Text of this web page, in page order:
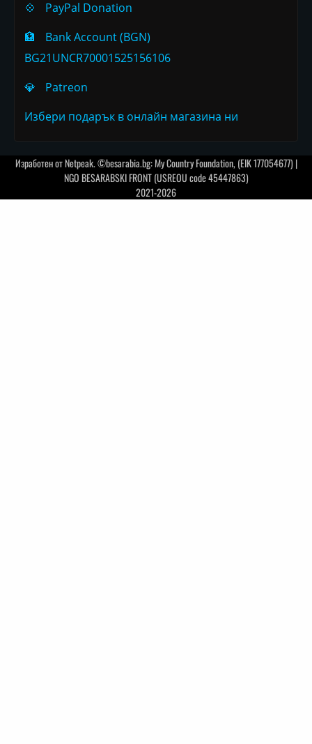
💠
PayPal Donation
🏦
Bank Account (BGN)
BG21UNCR70001525156106
💎
Patreon
Избери подарък в онлайн магазина ни
Изработен отNetpeak. ©besarabia.bg: My Country Foundation, (EIK 177054677) |
NGO BESARABSKI FRONT (USREOU code 45447863)
2021-2026